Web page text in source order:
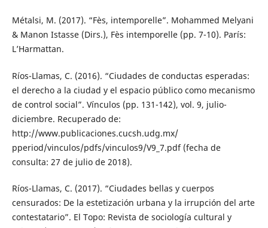
Métalsi, M. (2017). “Fès, intemporelle”. Mohammed Melyani
& Manon Istasse (Dirs.), Fès intemporelle (pp. 7-10). París:
L’Harmattan.
Ríos-Llamas, C. (2016). “Ciudades de conductas esperadas:
el derecho a la ciudad y el espacio público como mecanismo
de control social”. Vínculos (pp. 131-142), vol. 9, julio-
diciembre. Recuperado de:
http://www.publicaciones.cucsh.udg.mx/
pperiod/vinculos/pdfs/vinculos9/V9_7.pdf (fecha de
consulta: 27 de julio de 2018).
Ríos-Llamas, C. (2017). “Ciudades bellas y cuerpos
censurados: De la estetización urbana y la irrupción del arte
contestatario”. El Topo: Revista de sociología cultural y